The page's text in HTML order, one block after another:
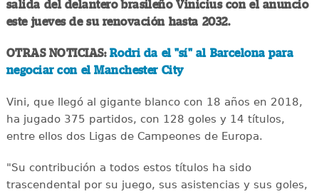
salida del delantero brasileño Vinicius con el anuncio
este jueves de su renovación hasta 2032.
OTRAS NOTICIAS: Rodri da el "sí" al Barcelona para
negociar con el Manchester City
Vini, que llegó al gigante blanco con 18 años en 2018,
ha jugado 375 partidos, con 128 goles y 14 títulos,
entre ellos dos Ligas de Campeones de Europa.
"Su contribución a todos estos títulos ha sido
trascendental por su juego, sus asistencias y sus goles,